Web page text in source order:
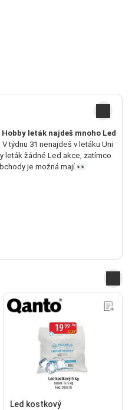
Hobby leták najdeš mnoho Led
V týdnu 31 nenajdeš v letáku Uni
leták žádné Led akce, zatímco
je možná mají.👀
Led kostkový